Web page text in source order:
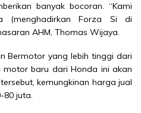
banyak bocoran. “Kami
(menghadirkan Forza Si di
AHM, Thomas Wijaya.
Bermotor yang lebih tinggi dari
motor baru dari Honda ini akan
kemungkinan harga jual
juta.